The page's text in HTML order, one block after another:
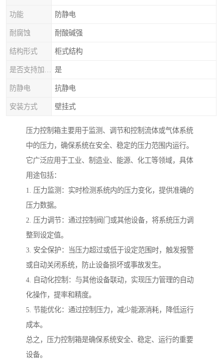
功能 防静电
耐腐蚀 耐酸碱强
结构形式 柜式结构
是
防静电 抗静电
安装方式 壁挂式
压力控制箱主要用于监测、调节和控制流体或气体系统
中的压力，确保系统在安全、稳定的压力范围内运行。
它广泛应用于工业、制造业、能源、化工等领域，具体
用途包括：
1. 压力监测：实时检测系统内的压力变化，提供准确的
压力数据。
2. 压力调节：通过控制阀门或其他设备，将系统压力调
整到设定值。
3. 安全保护：当压力超过或低于设定范围时，触发报警
或自动关闭系统，防止设备损坏或事故发生。
4. 自动化控制：与其他设备联动，实现压力管理的自动
化操作，提率和精度。
5. 节能优化：通过控制压力，减少能源消耗，降低运行
成本。
总之，压力控制箱是确保系统安全、稳定、运行的重要
设备。